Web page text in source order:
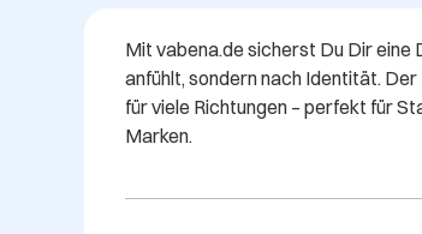
Mit vabena.de sicherst Du Dir eine
anfühlt, sondern nach Identität.
für viele Richtungen – perfekt für
Marken.